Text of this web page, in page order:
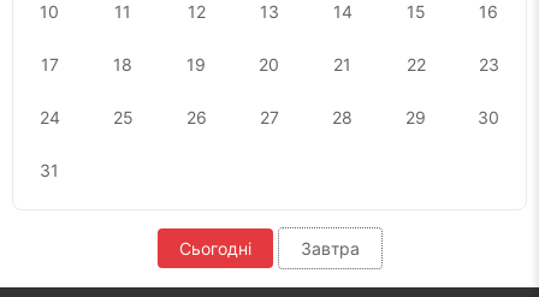
10 11 12 13 14 15 16
17 18 19 20 21 22 23
24 25 26 27 28 29 30
31
Сьогодні Завтра